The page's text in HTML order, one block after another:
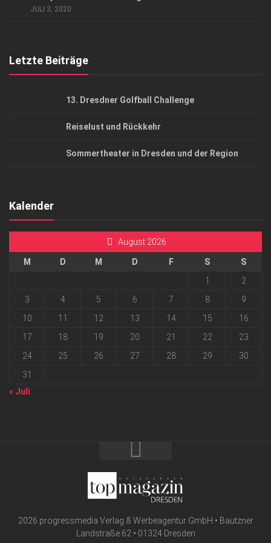
JULI 3, 2020
Letzte Beiträge
13. Dresdner Golfball Challenge
Reiselust und Rückkehr
Sommertheater in Dresden und der Region
Kalender
August 2026
M D M D F S
S
1
2
3
4 5 6 7 8
9
10
11 12 13 14 15
16
17
18 19 20 21 22
23
24
25 26 27 28 29
30
31
« Juli
2026 progressmedia Verlag & Werbeagentur GmbH • Bautzner
Landstraße 62 • 01324 Dresden